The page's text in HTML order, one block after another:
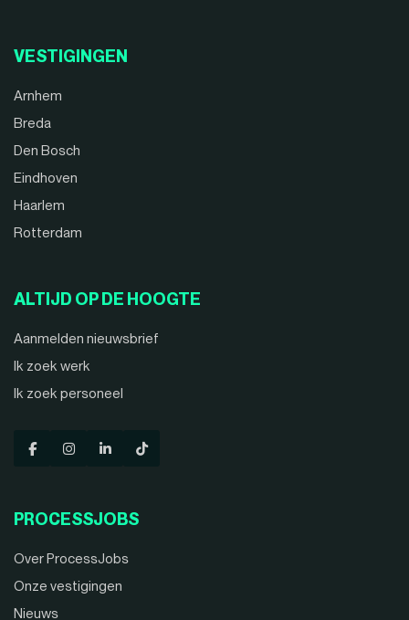
VESTIGINGEN
Arnhem
Breda
Den Bosch
Eindhoven
Haarlem
Rotterdam
ALTIJD OP DE HOOGTE
Aanmelden nieuwsbrief
Ik zoek werk
Ik zoek personeel
PROCESSJOBS
Over ProcessJobs
Onze vestigingen
Nieuws